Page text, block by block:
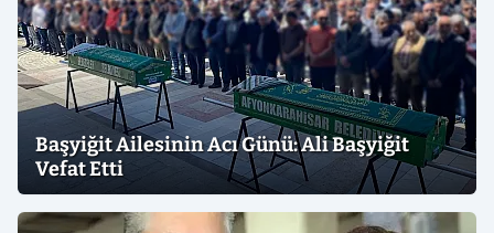
Başyiğit Ailesinin Acı Günü: Ali Başyiğit
Vefat Etti